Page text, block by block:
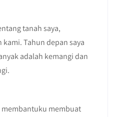
tanah saya,
Tahun depan saya
adalah kemangi dan
membantuku membuat